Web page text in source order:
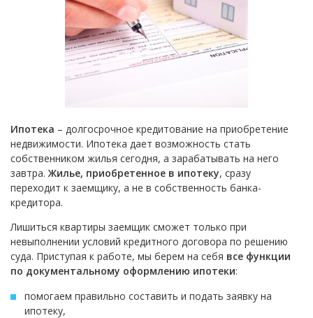
Ипотека – долгосрочное кредитование на приобретение
недвижимости. Ипотека дает возможность стать
собственником жилья сегодня, а зарабатывать на него
завтра.Жилье, приобретенное в ипотеку, сразу
переходит к заемщику, а не в собственность банка-
кредитора.
Лишиться квартиры заемщик сможет только при
невыполнении условий кредитного договора по решению
суда. Приступая к работе, мы берем на себя все функции
по документальному оформлению ипотеки:
помогаем правильно составить и подать заявку на
ипотеку,